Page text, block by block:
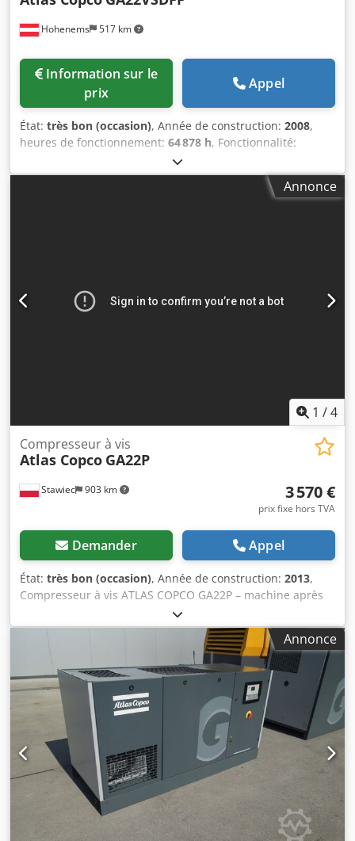
Hohenems 517 km
prix
Appel
État: très bon (occasion), Année de construction: 2008,
heures de fonctionnement: 64 878 h, Fonctionnalité:
, Compresseur à vis GA22VSDFF
Variateur et sécheur intégrés Chjdpoyr Da Rsfx Amyoa 22
Annonce
1 /4
Stawiec 903 km
Compresseur à vis
Atlas Copco GA22P
3 570 €
prix fixe hors TVA
Demander Appel
État: très bon (occasion), Année de construction: 2013,
Compresseur à vis ATLAS COPCO GA22P – machine après
entretien Données techniques : Codpfx Amsw Nh S Seysha
Débit : 3,49 m³/min ; Moteur de 22 kW ; Pression max : 10
bars ; Année : 2013 Heures de fonctionnement : 8 796 !!!
Prix : 15 200 net 18 696 brut Compresseur entièrement
fonctionnel, prêt à l'emploi, avec garantie. Service assuré.
Lien vers la vidéo ci-dessous.
Annonce